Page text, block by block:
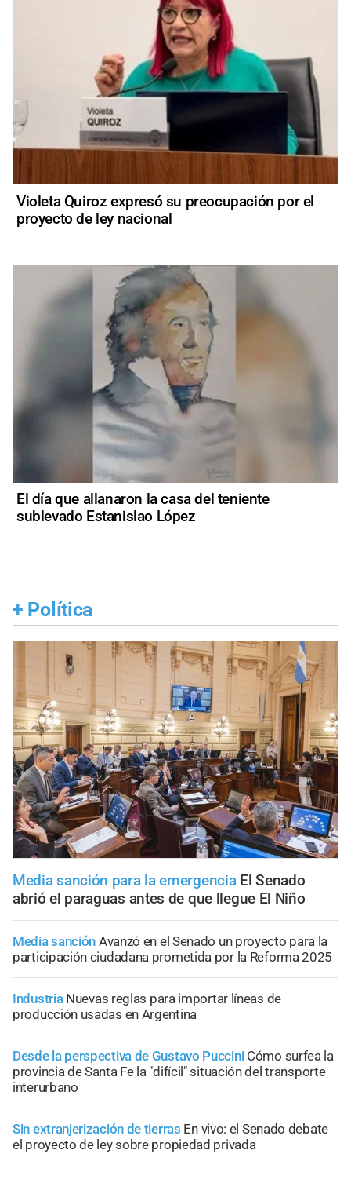
Violeta Quiroz expresó su preocupación por el
proyecto de ley nacional
El día que allanaron la casa del teniente
sublevado Estanislao López
+ Política
Media sanción para la emergencia El Senado
abrió el paraguas antes de que llegue El Niño
Media sanción Avanzó en el Senado un proyecto para la
participación ciudadana prometida por la Reforma 2025
Industria Nuevas reglas para importar líneas de
producción usadas en Argentina
Desde la perspectiva de Gustavo Puccini Cómo surfea la
provincia de Santa Fe la "difícil" situación del transporte
interurbano
Sin extranjerización de tierras En vivo: el Senado debate
el proyecto de ley sobre propiedad privada